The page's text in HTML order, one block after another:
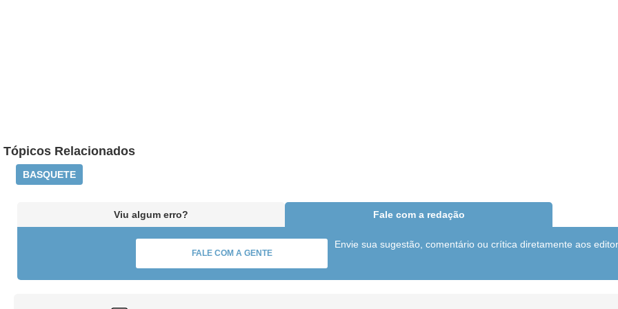
Tópicos Relacionados
BASQUETE
Viu algum erro? Fale com a redação
FALE COM A GENTE
Envie sua sugestão, comentário ou crítica diretamente aos